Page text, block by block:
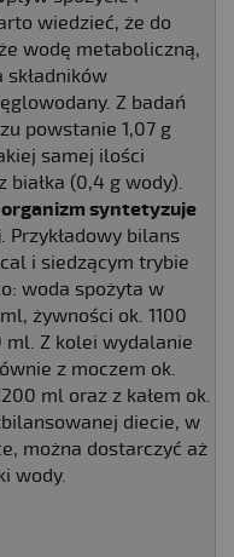
wiedzieć, że do
wodę metaboliczną,
Z badań
powstanie 1,07 g
samej ilości
(0,4 g wody).
organizm syntetyzuje
. Przykładowy bilans
i siedzącym trybie
woda spożyta w
żywności ok. 1100
Z kolei wydalanie
z moczem ok.
ml oraz z kałem ok.
diecie, w
można dostarczyć aż
wody.